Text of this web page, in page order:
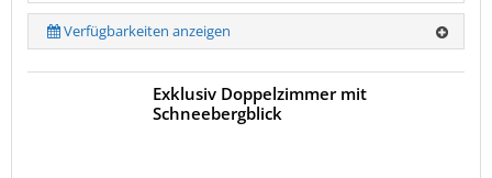
Verfügbarkeiten anzeigen
Exklusiv Doppelzimmer mit
Schneebergblick